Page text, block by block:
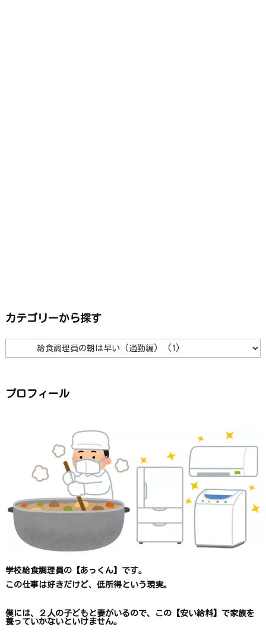
カテゴリーから探す
ゴ
ら
探
プロフィール
学校給食調理員の【あっくん】です。
この仕事は好きだけど、 低所得という現実。
僕には、２人の子どもと妻がいるので、 この【安い給料】で家族を
養っていかないといけません。